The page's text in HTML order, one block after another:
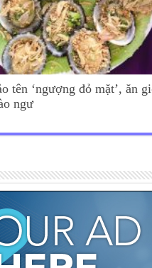
tên ‘ngượng đỏ mặt’, ăn
ngư